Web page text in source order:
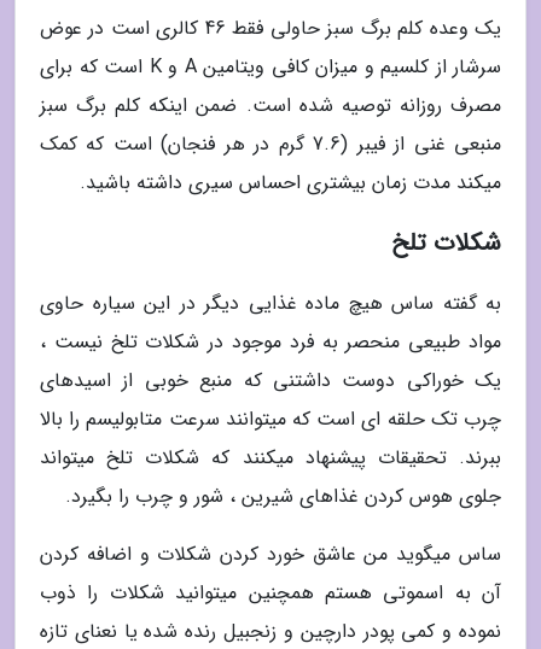
یک وعده کلم برگ سبز حاولی فقط 46 کالری است در عوض
سرشار از کلسیم و میزان کافی ویتامین A و K است که برای
مصرف روزانه توصیه شده است. ضمن اینکه کلم برگ سبز
منبعی غنی از فیبر (7.6 گرم در هر فنجان) است که کمک
میکند مدت زمان بیشتری احساس سیری داشته باشید.
شکلات تلخ
به گفته ساس هیچ ماده غذایی دیگر در این سیاره حاوی
مواد طبیعی منحصر به فرد موجود در شکلات تلخ نیست ،
یک خوراکی دوست داشتنی که منبع خوبی از اسیدهای
چرب تک حلقه ای است که میتوانند سرعت متابولیسم را بالا
ببرند. تحقیقات پیشنهاد میکنند که شکلات تلخ میتواند
جلوی هوس کردن غذاهای شیرین ، شور و چرب را بگیرد.
ساس میگوید من عاشق خورد کردن شکلات و اضافه کردن
آن به اسموتی هستم همچنین میتوانید شکلات را ذوب
نموده و کمی پودر دارچین و زنجبیل رنده شده یا نعنای تازه